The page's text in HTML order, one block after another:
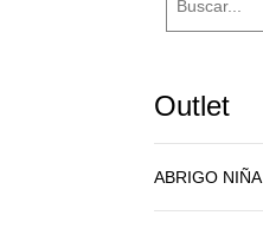
Outlet
ABRIGO NIÑA